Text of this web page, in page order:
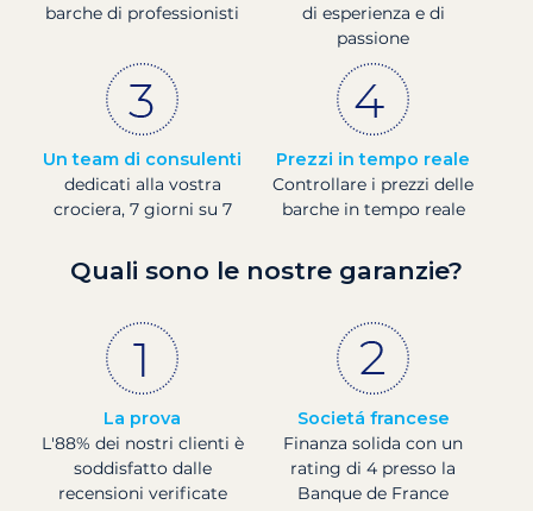
barche di professionisti
di esperienza e di
passione
Un team di consulenti
dedicati alla vostra
crociera, 7 giorni su 7
Prezzi in tempo reale
Controllare i prezzi delle
barche in tempo reale
Quali sono le nostre garanzie?
La prova
L'88% dei nostri clienti è
soddisfatto dalle
recensioni verificate
Societá francese
Finanza solida con un
rating di 4 presso la
Banque de France